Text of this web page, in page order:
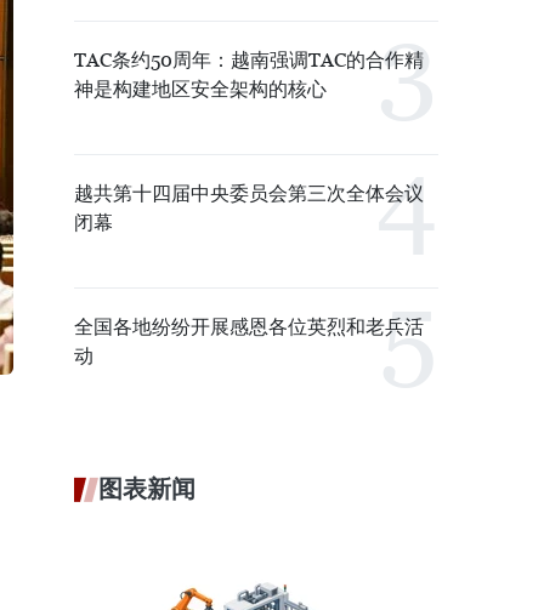
TAC条约50周年：越南强调TAC的合作精
神是构建地区安全架构的核心
越共第十四届中央委员会第三次全体会议
闭幕
全国各地纷纷开展感恩各位英烈和老兵活
动
图表新闻